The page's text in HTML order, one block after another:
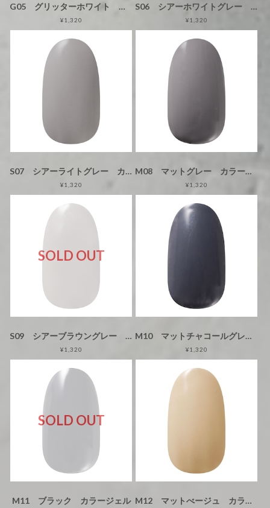
G05 グリッターホワイト カラージェル
¥1,320
S06 シアーホワイトグレー カラージェル
¥1,320
S07 シアーライトグレー カラージェル
¥1,320
M08 マットグレー カラージェル
¥1,320
SOLD OUT
S09 シアーブラウングレー カラージェル
¥1,320
M10 マットチャコールグレー カラージェル
¥1,320
SOLD OUT
M11 ブラック カラージェル M12 マットべージュ カラージェル